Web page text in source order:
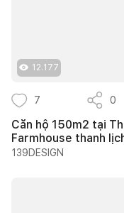
12.177
7 0
Căn hộ 150m2 tại
Farmhouse thanh
139DESIGN